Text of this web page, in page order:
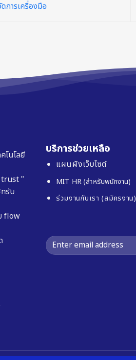
การเครื่องมือ
โนโลยี
"
รับ
flow
บริการช่วยเหลือ
แผนผังเว็บไซต์
MIT HR (สำหรับพนักงาน)
ร่วมงานกับเรา (สมัครงาน)